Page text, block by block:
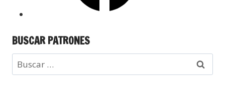
BUSCAR PATRONES